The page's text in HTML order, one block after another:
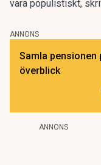
vara populistiskt,
ANNONS
Samla
överblick
ANNONS